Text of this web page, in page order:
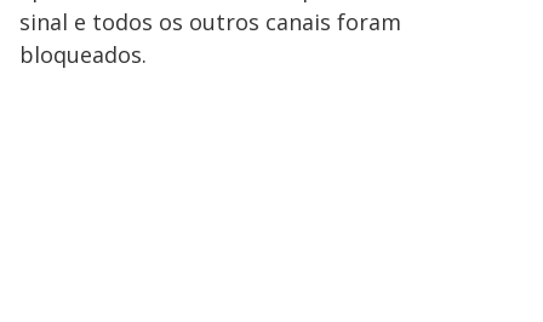
sinal e todos os outros canais foram
bloqueados.